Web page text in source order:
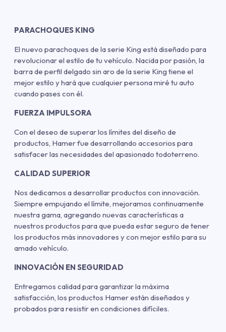
PARACHOQUES KING
El nuevo parachoques de la serie King está diseñado para
revolucionar el estilo de tu vehículo. Nacida por pasión, la
barra de perfil delgado sin aro de la serie King tiene el
mejor estilo y hará que cualquier persona miré tu auto
cuando pases con él.
FUERZA IMPULSORA
Con el deseo de superar los límites del diseño de
productos, Hamer fue desarrollando accesorios para
satisfacer las necesidades del apasionado todoterreno.
CALIDAD SUPERIOR
Nos dedicamos a desarrollar productos con innovación.
Siempre empujando el límite, mejoramos continuamente
nuestra gama, agregando nuevas características a
nuestros productos para que pueda estar seguro de tener
los productos más innovadores y con mejor estilo para su
amado vehículo.
INNOVACIÓN EN SEGURIDAD
Entregamos calidad para garantizar la máxima
satisfacción, los productos Hamer están diseñados y
probados para resistir en condiciones difíciles.